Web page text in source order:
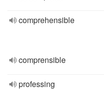
comprehensible
comprensible
professing